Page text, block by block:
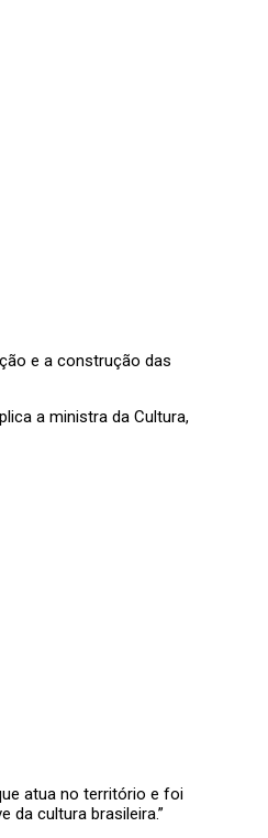
e a construção das
a ministra da Cultura,
atua no território e foi
da cultura brasileira.”